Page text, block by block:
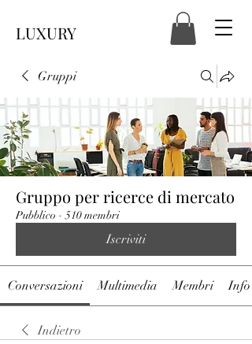
LUXURY
Gruppi
Gruppo per ricerce di mercato
Pubblico · 510 membri
Iscriviti
Conversazioni Multimedia Membri Info
Indietro